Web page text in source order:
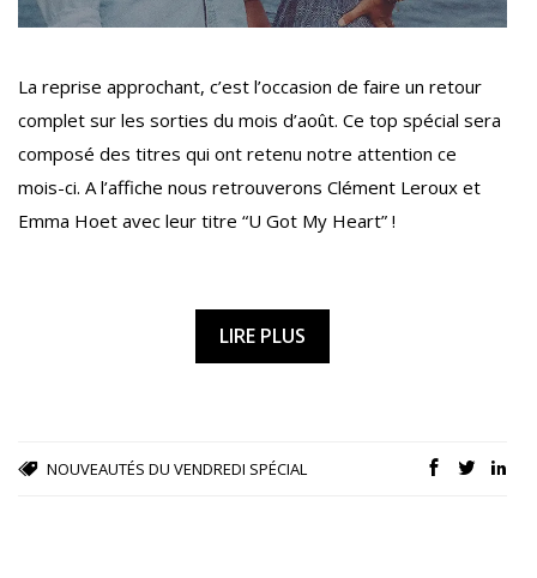
La reprise approchant, c’est l’occasion de faire un retour
complet sur les sorties du mois d’août. Ce top spécial sera
composé des titres qui ont retenu notre attention ce
mois-ci. A l’affiche nous retrouverons Clément Leroux et
Emma Hoet avec leur titre “U Got My Heart” !
LIRE PLUS
NOUVEAUTÉS DU VENDREDI SPÉCIAL